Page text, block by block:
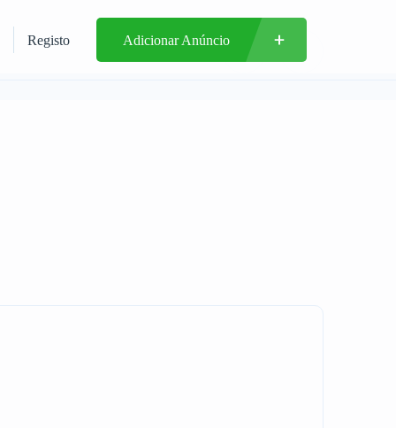
Registo Adicionar Anúncio